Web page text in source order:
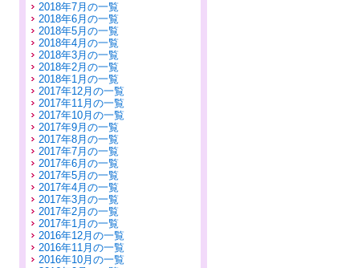
2018年7月の一覧
2018年6月の一覧
2018年5月の一覧
2018年4月の一覧
2018年3月の一覧
2018年2月の一覧
2018年1月の一覧
2017年12月の一覧
2017年11月の一覧
2017年10月の一覧
2017年9月の一覧
2017年8月の一覧
2017年7月の一覧
2017年6月の一覧
2017年5月の一覧
2017年4月の一覧
2017年3月の一覧
2017年2月の一覧
2017年1月の一覧
2016年12月の一覧
2016年11月の一覧
2016年10月の一覧